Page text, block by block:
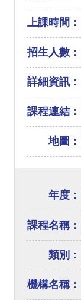
上課時間：
招生人數：
詳細資訊：
課程連結：
地圖：
年度：
課程名稱：
類別：
機構名稱：